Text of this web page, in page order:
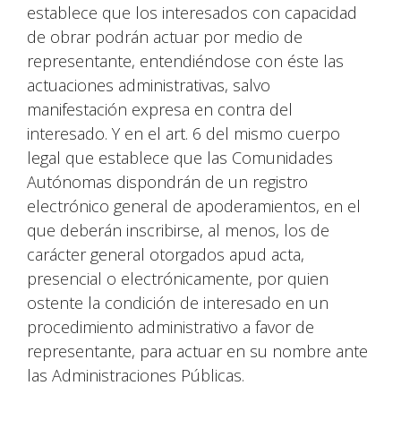
establece que los interesados con capacidad
de obrar podrán actuar por medio de
representante, entendiéndose con éste las
actuaciones administrativas, salvo
manifestación expresa en contra del
interesado. Y en el art. 6 del mismo cuerpo
legal que establece que las Comunidades
Autónomas dispondrán de un registro
electrónico general de apoderamientos, en el
que deberán inscribirse, al menos, los de
carácter general otorgados apud acta,
presencial o electrónicamente, por quien
ostente la condición de interesado en un
procedimiento administrativo a favor de
representante, para actuar en su nombre ante
las Administraciones Públicas.